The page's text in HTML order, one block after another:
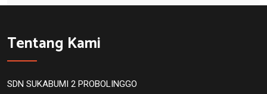
Tentang Kami
SDN SUKABUMI 2 PROBOLINGGO